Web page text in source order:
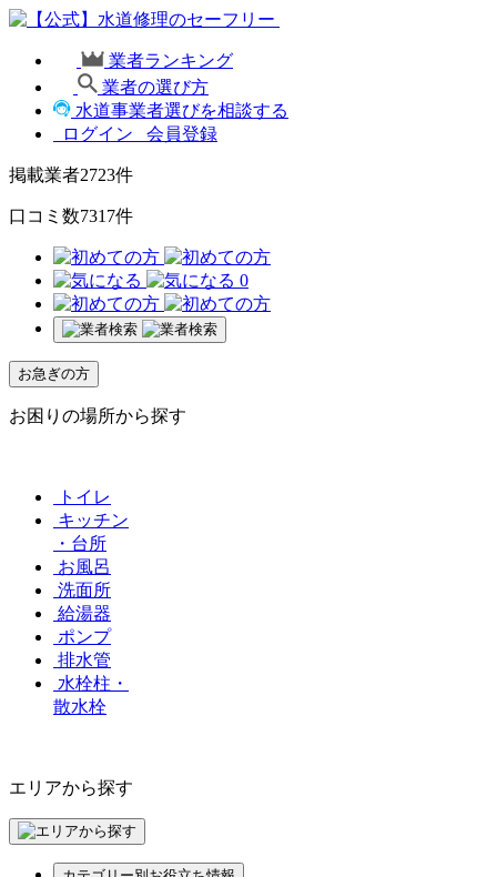
業者ランキング
業者の選び方
水道事業者選びを相談する
ログイン
会員登録
掲載業者2723件
口コミ数7317件
0
お急ぎの方
お困りの場所から探す
トイレ
キッチン
・台所
お風呂
洗面所
給湯器
ポンプ
排水管
水栓柱・
散水栓
エリアから探す